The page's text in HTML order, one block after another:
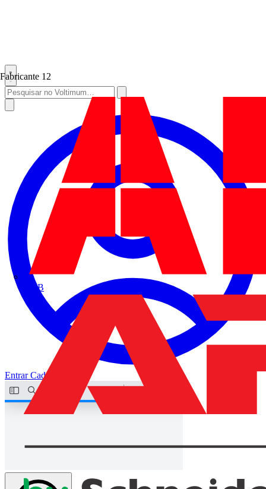
Fabricante 12
ABB
EntrarCadastrar